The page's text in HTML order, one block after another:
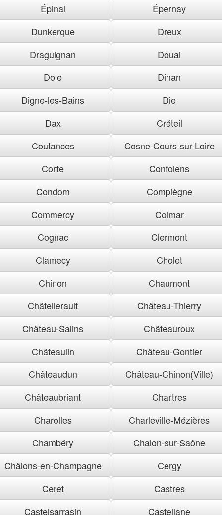
Épinal
Épernay
Dunkerque
Dreux
Draguignan
Douai
Dole
Dinan
Digne-les-Bains
Die
Dax
Créteil
Coutances
Cosne-Cours-sur-Loire
Corte
Confolens
Condom
Compiègne
Commercy
Colmar
Cognac
Clermont
Clamecy
Cholet
Chinon
Chaumont
Châtellerault
Château-Thierry
Château-Salins
Châteauroux
Châteaulin
Château-Gontier
Châteaudun
Château-Chinon(Ville)
Châteaubriant
Chartres
Charolles
Charleville-Mézières
Chambéry
Chalon-sur-Saône
Châlons-en-Champagne
Cergy
Ceret
Castres
Castelsarrasin
Castellane